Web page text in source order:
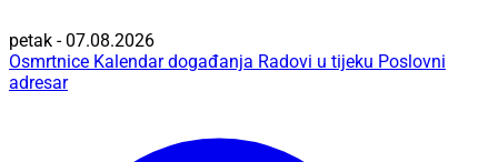
petak - 07.08.2026
Osmrtnice Kalendar događanja Radovi u tijeku Poslovni
adresar